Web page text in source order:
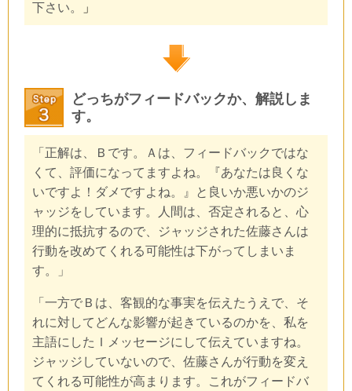
下さい。
」
どっちがフィードバックか、解説しま
す。
「正解は、Ｂです。Ａは、フィードバックではな
くて、評価になってますよね。『あなたは良くな
いですよ！ダメですよね。』と良いか悪いかのジ
ャッジをしています。人間は、否定されると、心
理的に抵抗するので、ジャッジされた佐藤さんは
行動を改めてくれる可能性は下がってしまいま
す。」
「一方でＢは、客観的な事実を伝えたうえで、そ
れに対してどんな影響が起きているのかを、私を
主語にしたＩメッセージにして伝えていますね。
ジャッジしていないので、佐藤さんが行動を変え
てくれる可能性が高まります。これがフィードバ